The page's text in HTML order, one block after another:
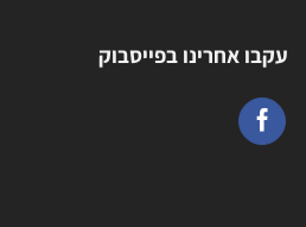
עקבו אחרינו בפייסבוק